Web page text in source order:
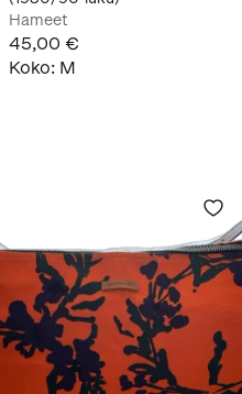
Hameet
45,00 €
Koko: M